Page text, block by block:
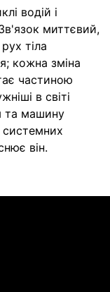
водій і
миттєвий,
тіла
кожна зміна
частиною
в світі
та машину
він.